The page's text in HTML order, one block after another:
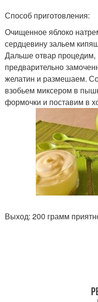
Способ приготовления:
Очищенное яблоко
сердцевину зальем
Дальше отвар процедим,
предварительно
желатин и размешаем.
взобьем миксером в
формочки и поставим в
Выход: 200 грамм